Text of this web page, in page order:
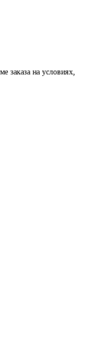
заказа на условиях,